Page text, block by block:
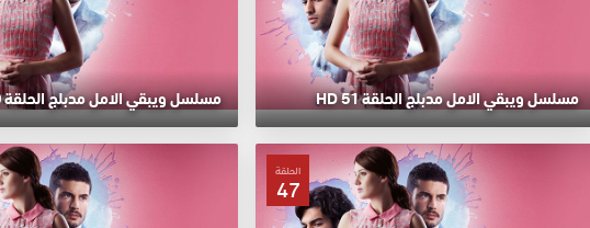
مسلسل ويبقي الامل مدبلج الحلقة 51 HD مسلسل ويبقي الامل مدبلج الحلقة 50 HD
الحلقة
47